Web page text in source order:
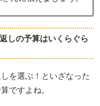
しの予算はいくらぐら
を選ぶ！といざなった
ですよね。